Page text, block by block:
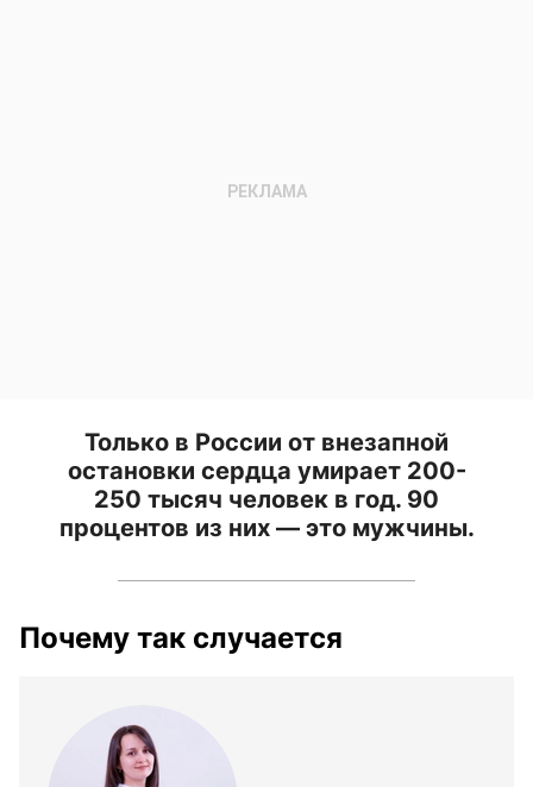
Только в России от внезапной
остановки сердца умирает 200-
250 тысяч человек в год. 90
процентов из них — это мужчины.
Почему так случается